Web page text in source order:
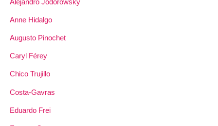
Anne Hidalgo
Augusto Pinochet
Caryl Férey
Chico Trujillo
Costa-Gavras
Eduardo Frei